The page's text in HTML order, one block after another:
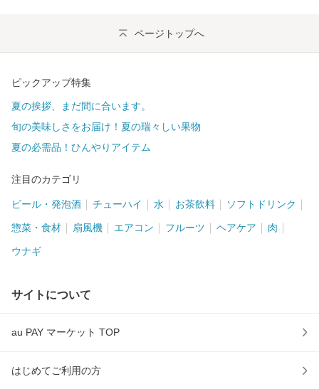
ページトップへ
ピックアップ特集
夏の挨拶、まだ間に合います。
旬の美味しさをお届け！夏の瑞々しい果物
夏の必需品！ひんやりアイテム
注目のカテゴリ
ビール・発泡酒 チューハイ 水 お茶飲料 ソフトドリンク
惣菜・食材 扇風機 エアコン フルーツ ヘアケア 肉
ウナギ
サイトについて
au PAY マーケット TOP
はじめてご利用の方